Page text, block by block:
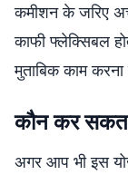
कमीशन के जरिए
काफी फ्लेक्सिबल
मुताबिक काम
कौन कर
अगर आप भी इस